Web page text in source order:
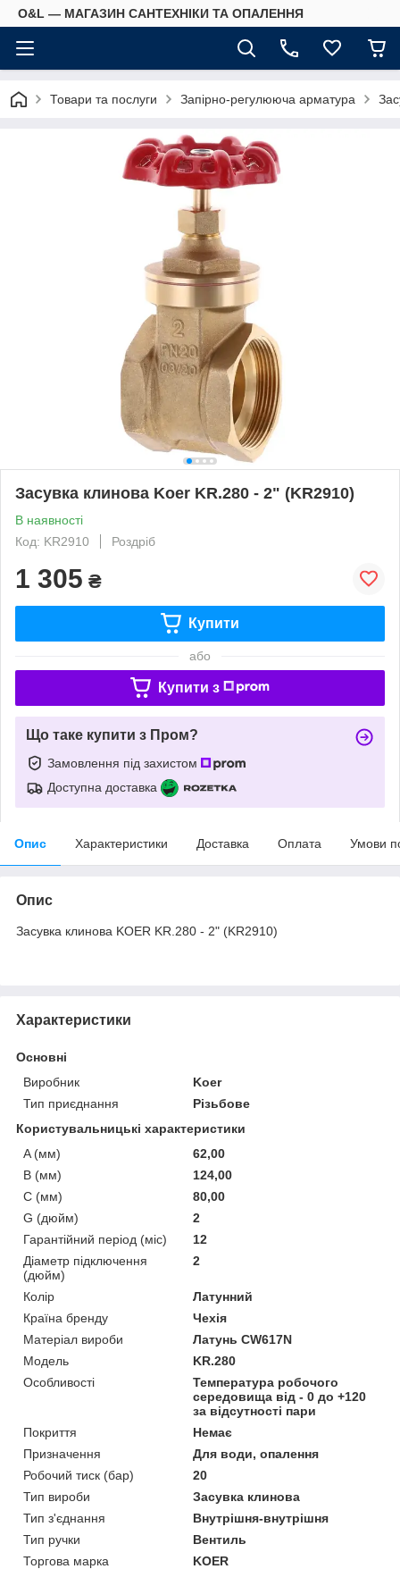
O&L — МАГАЗИН САНТЕХНІКИ ТА ОПАЛЕННЯ
Товари та послуги Запірно-регулююча арматура
Засувка клинова Koer KR.280 - 2" (KR2910)
В наявності
Код: KR2910
Роздріб
1 305 ₴
Купити
або
Купити з
Що таке купити з Пром?
Замовлення під захистом
Доступна доставка
Опис Характеристики Доставка Оплата Умови
Опис
Засувка клинова KOER KR.280 - 2" (KR2910)
Характеристики
Основні
Виробник
Koer
Тип приєднання
Різьбове
Користувальницькі характеристики
A (мм)
62,00
B (мм)
124,00
C (мм)
80,00
G (дюйм)
2
Гарантійний період (міс)
12
Діаметр підключення
(дюйм)
2
Колір
Латунний
Країна бренду
Чехія
Матеріал вироби
Латунь CW617N
Мoдель
KR.280
Особливості
Температура робочого
середовища від - 0 до +120
за відсутності пари
Покриття
Немає
Призначення
Для води, опалення
Робочий тиск (бар)
20
Тип вироби
Засувка клинова
Тип з'єднання
Внутрішня-внутрішня
Тип ручки
Вентиль
Торгова марка
KOER